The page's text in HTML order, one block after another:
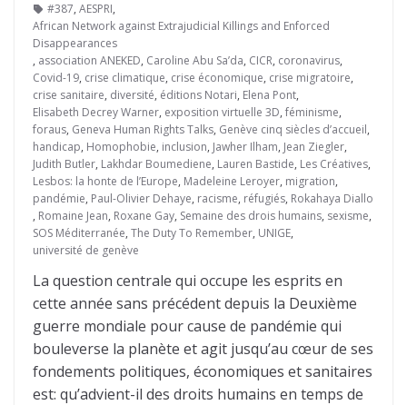
#387, AESPRI,
African Network against Extrajudicial Killings and Enforced
Disappearances
, association ANEKED, Caroline Abu Sa’da, CICR, coronavirus,
Covid-19, crise climatique, crise économique, crise migratoire,
crise sanitaire, diversité, éditions Notari, Elena Pont,
Elisabeth Decrey Warner, exposition virtuelle 3D, féminisme,
foraus, Geneva Human Rights Talks, Genève cinq siècles d’accueil,
handicap, Homophobie, inclusion, Jawher Ilham, Jean Ziegler,
Judith Butler, Lakhdar Boumediene, Lauren Bastide, Les Créatives,
Lesbos: la honte de l’Europe, Madeleine Leroyer, migration,
pandémie, Paul-Olivier Dehaye, racisme, réfugiés, Rokahaya Diallo
, Romaine Jean, Roxane Gay, Semaine des drois humains, sexisme,
SOS Méditerranée, The Duty To Remember, UNIGE,
université de genève
La question centrale qui occupe les esprits en
cette année sans précédent depuis la Deuxième
guerre mondiale pour cause de pandémie qui
bouleverse la planète et agit jusqu’au cœur de ses
fondements politiques, économiques et sanitaires
est: qu’advient-il des droits humains en temps de